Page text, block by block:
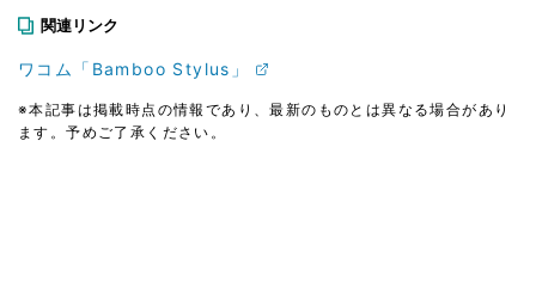
関連リンク
ワコム「Bamboo Stylus」
※本記事は掲載時点の情報であり、最新のものとは異なる場合があり
ます。予めご了承ください。